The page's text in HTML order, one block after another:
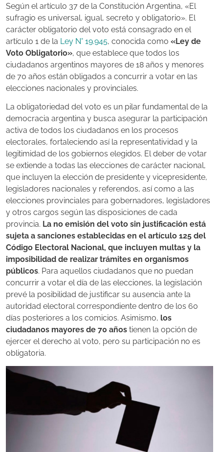
Según el artículo 37 de la Constitución Argentina, «El
sufragio es universal, igual, secreto y obligatorio». El
carácter obligatorio del voto está consagrado en el
artículo 1 de la Ley N° 19.945, conocida como «Ley de
Voto Obligatorio», que establece que todos los
ciudadanos argentinos mayores de 18 años y menores
de 70 años están obligados a concurrir a votar en las
elecciones nacionales y provinciales.
La obligatoriedad del voto es un pilar fundamental de la
democracia argentina y busca asegurar la participación
activa de todos los ciudadanos en los procesos
electorales, fortaleciendo así la representatividad y la
legitimidad de los gobiernos elegidos. El deber de votar
se extiende a todas las elecciones de carácter nacional,
que incluyen la elección de presidente y vicepresidente,
legisladores nacionales y referendos, así como a las
elecciones provinciales para gobernadores, legisladores
y otros cargos según las disposiciones de cada
provincia. La no emisión del voto sin justificación está
sujeta a sanciones establecidas en el artículo 125 del
Código Electoral Nacional, que incluyen multas y la
imposibilidad de realizar trámites en organismos
públicos. Para aquellos ciudadanos que no puedan
concurrir a votar el día de las elecciones, la legislación
prevé la posibilidad de justificar su ausencia ante la
autoridad electoral correspondiente dentro de los 60
días posteriores a los comicios. Asimismo, los
ciudadanos mayores de 70 años tienen la opción de
ejercer el derecho al voto, pero su participación no es
obligatoria.